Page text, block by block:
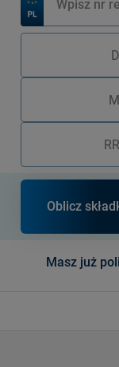
Oblicz
Masz już